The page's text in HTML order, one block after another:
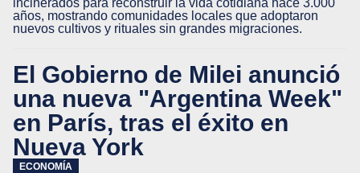
incinerados para reconstruir la vida cotidiana hace 3.000
años, mostrando comunidades locales que adoptaron
nuevos cultivos y rituales sin grandes migraciones.
El Gobierno de Milei anunció
una nueva "Argentina Week"
en París, tras el éxito en
Nueva York
ECONOMÍA